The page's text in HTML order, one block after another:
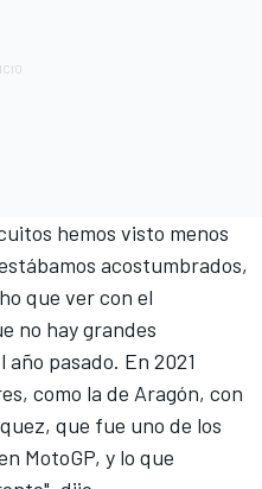
hemos visto menos
acostumbrados,
que ver con el
no hay grandes
pasado. En 2021
como la de Aragón, con
que fue uno de los
MotoGP, y lo que